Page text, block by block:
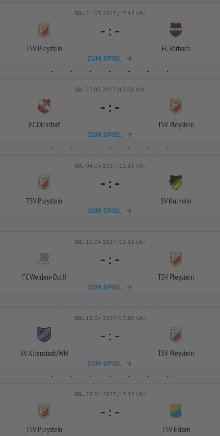
SO.. 21.03.2027 /13:15 Uhr
TSV Pleystein
- : -
FC Vorbach
ZUM SPIEL
- - - - - - -
SA.. 27.03.2027 /13:00 Uhr
FC Diessfurt
- : -
TSV Pleystein
ZUM SPIEL
- - - - - - -
SO.. 04.04.2027 /13:15 Uhr
TSV Pleystein
- : -
SV Kulmain
ZUM SPIEL
- - - - - - -
SO.. 11.04.2027 /13:15 Uhr
FC Weiden-Ost II
- : -
TSV Pleystein
ZUM SPIEL
- - - - - - -
SO.. 18.04.2027 /13:00 Uhr
SV Altenstadt/WN
- : -
TSV Pleystein
ZUM SPIEL
- - - - - - -
SO.. 25.04.2027 /13:15 Uhr
TSV Pleystein
- : -
TSV Eslarn